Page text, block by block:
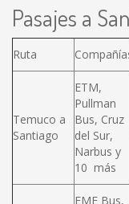
Pasajes a
Ruta
Temuco a
Santiago
ETM,
Pullman
Bus, Cruz
del Sur,
Narbus y
10 más
EME Bus,